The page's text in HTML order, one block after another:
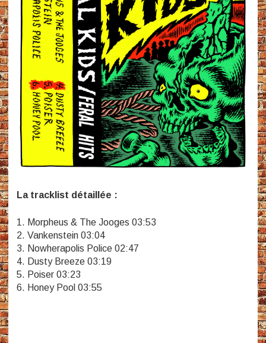
La tracklist détaillée :
1. Morpheus & The Jooges 03:53
2. Vankenstein 03:04
3. Nowherapolis Police 02:47
4. Dusty Breeze 03:19
5. Poiser 03:23
6. Honey Pool 03:55